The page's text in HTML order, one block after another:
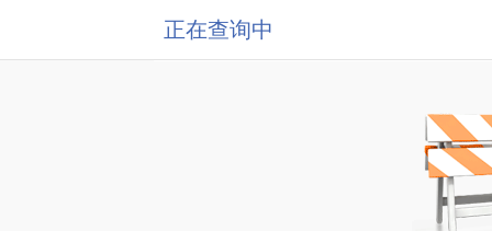
正在查询中